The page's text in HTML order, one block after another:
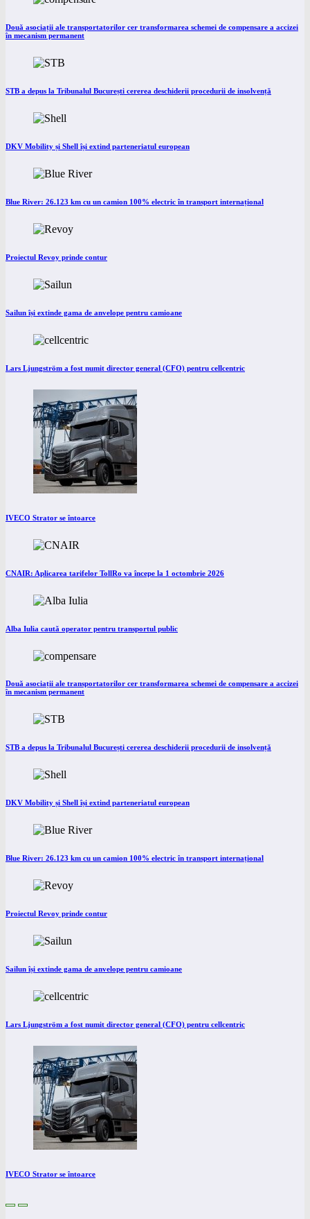
Două asociații ale transportatorilor cer transformarea schemei de compensare a accizei
în mecanism permanent
STB a depus la Tribunalul București cererea deschiderii procedurii de insolvență
DKV Mobility și Shell își extind parteneriatul european
Blue River: 26.123 km cu un camion 100% electric în transport internațional
Proiectul Revoy prinde contur
Sailun își extinde gama de anvelope pentru camioane
Lars Ljungström a fost numit director general (CFO) pentru cellcentric
IVECO Strator se întoarce
CNAIR: Aplicarea tarifelor TollRo va începe la 1 octombrie 2026
Alba Iulia caută operator pentru transportul public
Două asociații ale transportatorilor cer transformarea schemei de compensare a accizei
în mecanism permanent
STB a depus la Tribunalul București cererea deschiderii procedurii de insolvență
DKV Mobility și Shell își extind parteneriatul european
Blue River: 26.123 km cu un camion 100% electric în transport internațional
Proiectul Revoy prinde contur
Sailun își extinde gama de anvelope pentru camioane
Lars Ljungström a fost numit director general (CFO) pentru cellcentric
IVECO Strator se întoarce